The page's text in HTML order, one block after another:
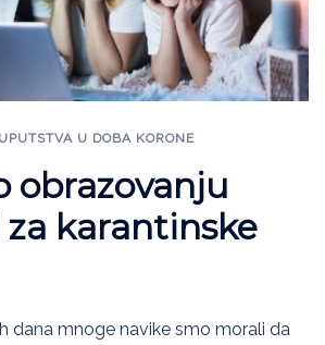
UPUTSTVA U DOBA KORONE
obrazovanju
karantinske
dana mnoge navike smo morali da